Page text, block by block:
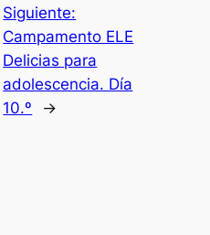
Siguiente:
Campamento ELE
Delicias para
adolescencia. Día
10.º
→